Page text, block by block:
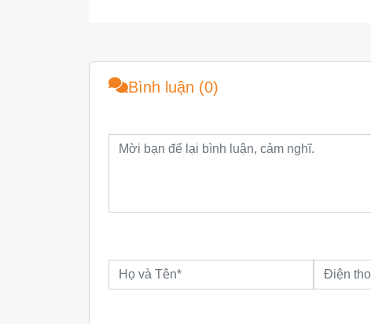
Bình luận (0)